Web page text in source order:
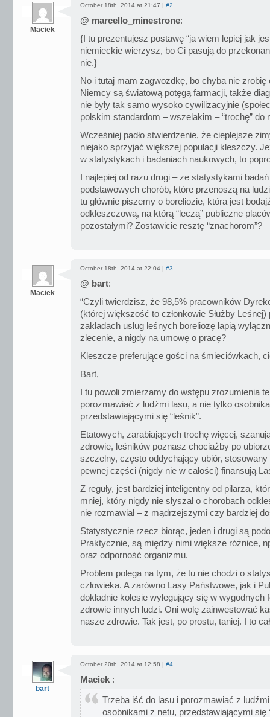
Maciek
October 18th, 2014 at 21:47 | #2
@ marcello_minestrone:
{I tu prezentujesz postawę “ja wiem lepiej jak
niemieckie wierzysz, bo Ci pasują do
nie.}
No i tutaj mam zagwozdkę, bo chyba nie
Niemcy są światową potęgą farmacji, także
nie były tak samo wysoko cywilizacyjnie
polskim standardom – wszelakim – “trochę” do
Wcześniej padło stwierdzenie, że cieplejsze
niejako sprzyjać większej populacji kleszczy.
w statystykach i badaniach naukowych, to
I najlepiej od razu drugi – ze statystykami
podstawowych chorób, które przenoszą na
tu głównie piszemy o boreliozie, która jest
odkleszczową, na którą “leczą” publiczne
pozostałymi? Zostawicie resztę “znachorom”?
Maciek
October 18th, 2014 at 22:04 | #3
@ bart:
“Czyli twierdzisz, że 98,5% pracowników
(której większość to członkowie Służby
zakładach usług leśnych boreliozę łapią
zlecenie, a nigdy na umowę o pracę?
Kleszcze preferujące gości na śmieciówkach,
Bart,
I tu powoli zmierzamy do wstępu zrozumienia
porozmawiać z ludźmi lasu, a nie tylko
przedstawiającymi się “leśnik”.
Etatowych, zarabiających trochę więcej,
zdrowie, leśników poznasz chociażby po
szczelny, często oddychający ubiór,
pewnej części (nigdy nie w całości) finansują
Z reguły, jest bardziej inteligentny od pilarza,
mniej, który nigdy nie słyszał o chorobach
nie rozmawiał – z mądrzejszymi czy bardziej
Statystycznie rzecz biorąc, jeden i drugi są
Praktycznie, są między nimi większe różnice,
oraz odporność organizmu.
Problem polega na tym, że tu nie chodzi o
człowieka. A zarówno Lasy Państwowe, jak i
dokładnie kolesie wylegujący się w wygodnych
zdrowie innych ludzi. Oni wolę zainwestować
nasze zdrowie. Tak jest, po prostu, taniej. I to
bart
October 20th, 2014 at 12:58 | #4
Maciek :
Trzeba iść do lasu i porozmawiać z
osobnikami z netu, przedstawiającymi się